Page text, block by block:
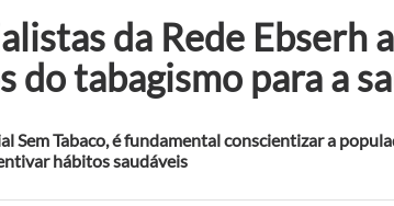
da Rede Ebserh
do tabagismo para a
Sem Tabaco, é fundamental conscientizar a
hábitos saudáveis